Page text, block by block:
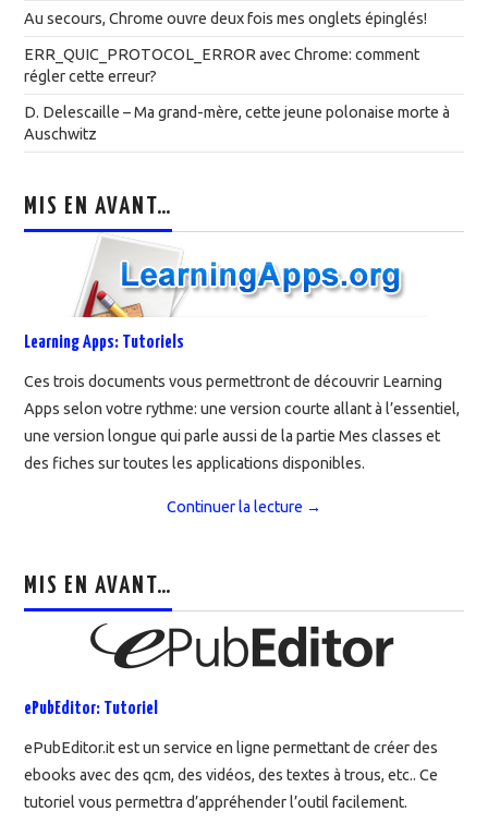
Au secours, Chrome ouvre deux fois mes onglets épinglés!
ERR_QUIC_PROTOCOL_ERROR avec Chrome: comment
régler cette erreur?
D. Delescaille – Ma grand-mère, cette jeune polonaise morte à
Auschwitz
MIS EN AVANT…
Learning Apps: Tutoriels
Ces trois documents vous permettront de découvrir Learning
Apps selon votre rythme: une version courte allant à l’essentiel,
une version longue qui parle aussi de la partie Mes classes et
des fiches sur toutes les applications disponibles.
Continuer la lecture →
MIS EN AVANT…
ePubEditor: Tutoriel
ePubEditor.it est un service en ligne permettant de créer des
ebooks avec des qcm, des vidéos, des textes à trous, etc.. Ce
tutoriel vous permettra d’appréhender l’outil facilement.